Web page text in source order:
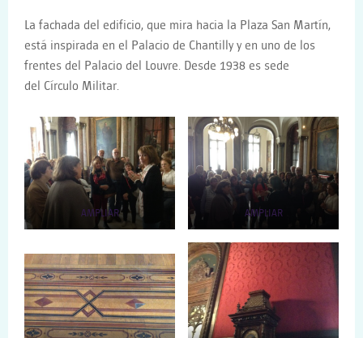
La fachada del edificio, que mira hacia la Plaza San Martín,
está inspirada en el Palacio de Chantilly y en uno de los
frentes del Palacio del Louvre. Desde 1938 es sede
del Círculo Militar.
AMPLIAR AMPLIAR